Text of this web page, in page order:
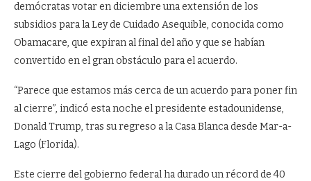
demócratas votar en diciembre una extensión de los
subsidios para la Ley de Cuidado Asequible, conocida como
Obamacare, que expiran al final del año y que se habían
convertido en el gran obstáculo para el acuerdo.
“Parece que estamos más cerca de un acuerdo para poner fin
al cierre”, indicó esta noche el presidente estadounidense,
Donald Trump, tras su regreso a la Casa Blanca desde Mar-a-
Lago (Florida).
Este cierre del gobierno federal ha durado un récord de 40